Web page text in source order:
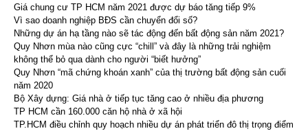
Giá chung cư TP HCM năm 2021 được dự báo tăng tiếp 9%
Vì sao doanh nghiệp BĐS cần chuyển đổi số?
Những dự án hạ tầng nào sẽ tác động đến bất động sản năm 2021?
Quy Nhơn mùa nào cũng cực “chill” và đây là những trải nghiệm
không thể bỏ qua dành cho người “biết hưởng”
Quy Nhơn “mã chứng khoán xanh” của thị trường bất động sản cuối
năm 2020
Bộ Xây dựng: Giá nhà ở tiếp tục tăng cao ở nhiều địa phương
TP HCM cần 160.000 căn hộ nhà ở xã hội
TP.HCM điều chỉnh quy hoạch nhiều dự án phát triển đô thị trọng điểm